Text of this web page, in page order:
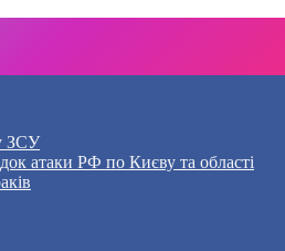
ЗСУ
атаки РФ по Києву та області